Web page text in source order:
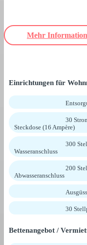
Mehr
Einrichtungen für
30
Steckdose (16 Ampère)
300
Wasseranschluss
200
Abwasseranschluss
30
Bettenangebot /